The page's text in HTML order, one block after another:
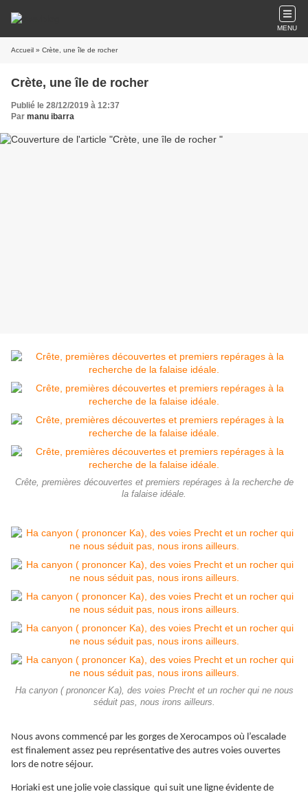
MENU
Accueil » Crète, une île de rocher
Crète, une île de rocher
Publié le 28/12/2019 à 12:37
Par manu ibarra
Crête, premières découvertes et premiers repérages à la recherche de
la falaise idéale.
Ha canyon ( prononcer Ka), des voies Precht et un rocher qui ne nous
séduit pas, nous irons ailleurs.
Nous avons commencé par les gorges de Xerocampos où l’escalade
est finalement assez peu représentative des autres voies ouvertes
lors de notre séjour.
Horiaki est une jolie voie classique qui suit une ligne évidente de